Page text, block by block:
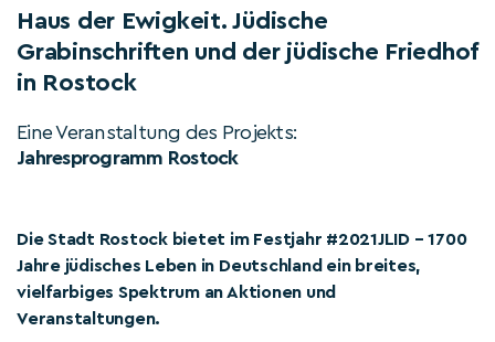
Haus der Ewigkeit. Jüdische
Grabinschriften und der jüdische Friedhof
in Rostock
Eine Veranstaltung des Projekts:
Jahresprogramm Rostock
Die Stadt Rostock bietet im Festjahr #2021JLID – 1700
Jahre jüdisches Leben in Deutschland ein breites,
vielfarbiges Spektrum an Aktionen und
Veranstaltungen.